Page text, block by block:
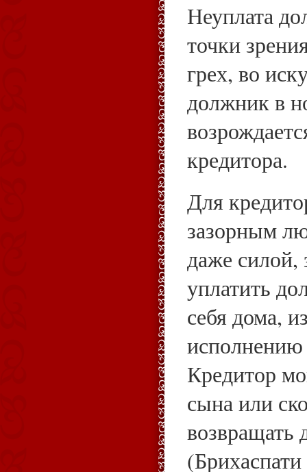
Неуплата
точки
грех, во
должник в
кредитора.
Для
зазорным
даже силой,
уплатить
себя дома,
Кредитор
сына или
возвращать